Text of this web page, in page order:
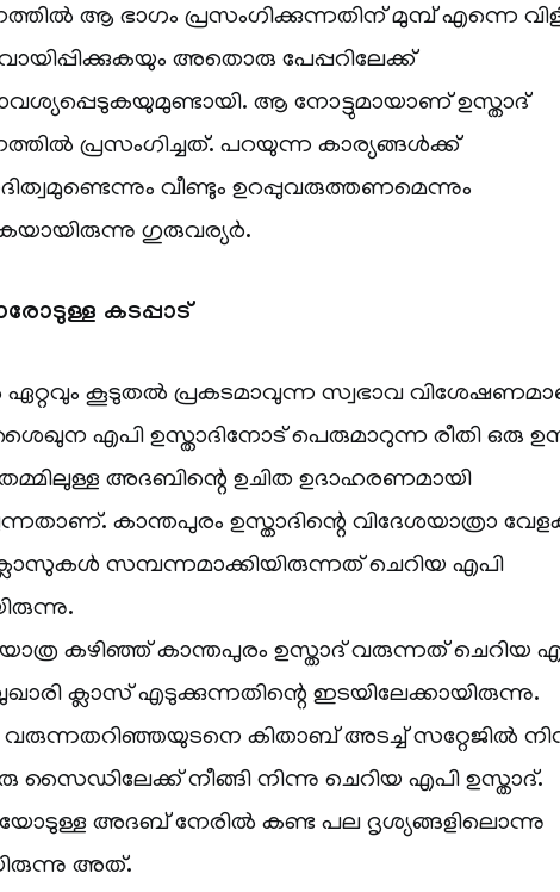
ആ ഭാഗം പ്രസംഗിക്കുന്നതിന് മുമ്പ് എന്നെ
അതൊരു പേപ്പറിലേക്ക്
ആ നോട്ടുമായാണ് ഉസ്താദ്
പ്രസംഗിച്ചത്. പറയുന്ന കാര്യങ്ങൾക്ക്
വീണ്ടും ഉറപ്പുവരുത്തണമെന്നും
ഗുരുവര്യർ.
കടപ്പാട്
ഏറ്റവും കൂടുതൽ പ്രകടമാവുന്ന സ്വഭാവ
എപി ഉസ്താദിനോട് പെരുമാറുന്ന രീതി ഒരു
അദബിന്റെ ഉചിത ഉദാഹരണമായി
കാന്തപുരം ഉസ്താദിന്റെ വിദേശയാത്രാ
സമ്പന്നമാക്കിയിരുന്നത് ചെറിയ എപി
കഴിഞ്ഞ് കാന്തപുരം ഉസ്താദ് വരുന്നത് ചെറിയ
ക്ലാസ് എടുക്കുന്നതിന്റെ ഇടയിലേക്കായിരുന്നു.
കിതാബ് അടച്ച് സറ്റേജിൽ
സൈഡിലേക്ക് നീങ്ങി നിന്നു ചെറിയ എപി ഉസ്താദ്.
അദബ് നേരിൽ കണ്ട പല ദൃശ്യങ്ങളിലൊന്നു
അത്.